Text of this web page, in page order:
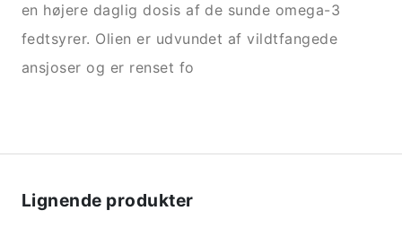
en højere daglig dosis af de sunde omega-3
fedtsyrer. Olien er udvundet af vildtfangede
ansjoser og er renset fo
Lignende produkter